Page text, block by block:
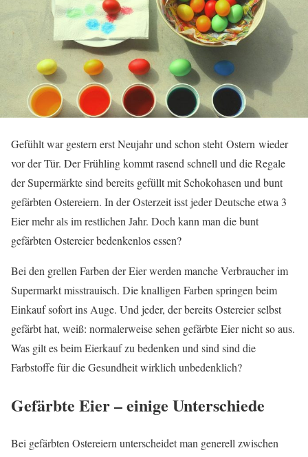
Gefühlt war gestern erst Neujahr und schon steht Ostern wieder
vor der Tür. Der Frühling kommt rasend schnell und die Regale
der Supermärkte sind bereits gefüllt mit Schokohasen und bunt
gefärbten Ostereiern. In der Osterzeit isst jeder Deutsche etwa 3
Eier mehr als im restlichen Jahr. Doch kann man die bunt
gefärbten Ostereier bedenkenlos essen?
Bei den grellen Farben der Eier werden manche Verbraucher im
Supermarkt misstrauisch. Die knalligen Farben springen beim
Einkauf sofort ins Auge. Und jeder, der bereits Ostereier selbst
gefärbt hat, weiß: normalerweise sehen gefärbte Eier nicht so aus.
Was gilt es beim Eierkauf zu bedenken und sind sind die
Farbstoffe für die Gesundheit wirklich unbedenklich?
Gefärbte Eier – einige Unterschiede
Bei gefärbten Ostereiern unterscheidet man generell zwischen